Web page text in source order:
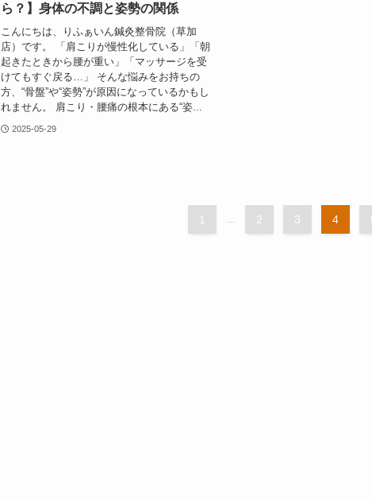
ら？】身体の不調と姿勢の関係
こんにちは、りふぁいん鍼灸整骨院（草加
店）です。 「肩こりが慢性化している」「朝
起きたときから腰が重い」「マッサージを受
けてもすぐ戻る…」 そんな悩みをお持ちの
方、“骨盤”や“姿勢”が原因になっているかもし
れません。 肩こり・腰痛の根本にある“姿...
2025-05-29
1 2 3 4